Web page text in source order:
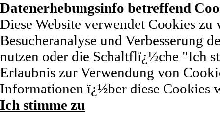
Datenerhebungsinfo betreffend
Diese Website verwendet Cookies
Besucheranalyse und Verbesserung
nutzen oder die Schaltflï¿½che "Ich
Erlaubnis zur Verwendung von
Informationen ï¿½ber diese Cookies
Ich stimme zu